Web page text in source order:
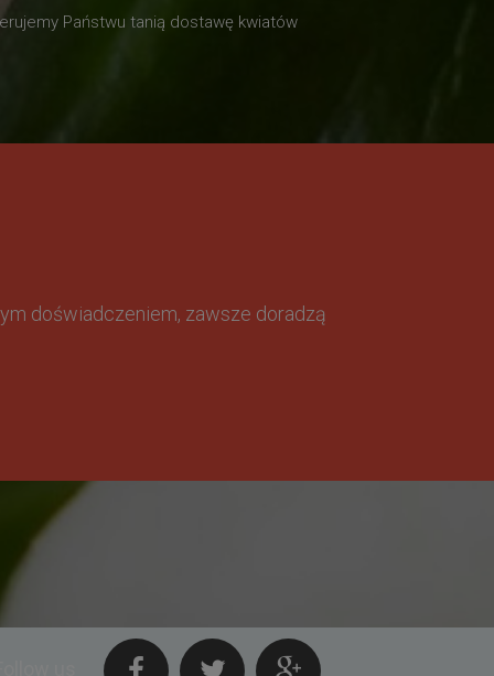
Państwu tanią dostawę kwiatów
doświadczeniem, zawsze doradzą